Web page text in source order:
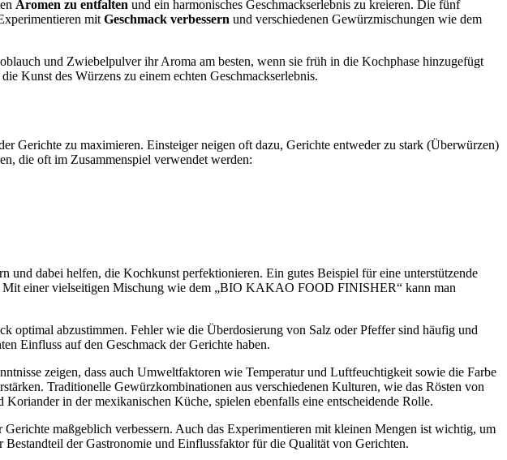
Aromen zu entfalten und ein harmonisches Geschmackserlebnis zu kreieren. Die fünf
mitGeschmack verbessern und verschiedenen Gewürzmischungen wie dem
und Zwiebelpulver ihr Aroma am besten, wenn sie früh in die Kochphase hinzugefügt
Kunst des Würzens zu einem echten Geschmackserlebnis.
Gerichte zu maximieren. Einsteiger neigen oft dazu, Gerichte entweder zu stark (Überwürzen)
die oft im Zusammenspiel verwendet werden:
und dabei helfen, die Kochkunst perfektionieren. Ein gutes Beispiel für eine unterstützende
einer vielseitigen Mischung wie dem „BIO KAKAO FOOD FINISHER“ kann man
optimal abzustimmen. Fehler wie die Überdosierung von Salz oder Pfeffer sind häufig und
Einfluss auf den Geschmack der Gerichte haben.
zeigen, dass auch Umweltfaktoren wie Temperatur und Luftfeuchtigkeit sowie die Farbe
Traditionelle Gewürzkombinationen aus verschiedenen Kulturen, wie das Rösten von
in der mexikanischen Küche, spielen ebenfalls eine entscheidende Rolle.
maßgeblich verbessern. Auch das Experimentieren mit kleinen Mengen ist wichtig, um
der Gastronomie und Einflussfaktor für die Qualität von Gerichten.